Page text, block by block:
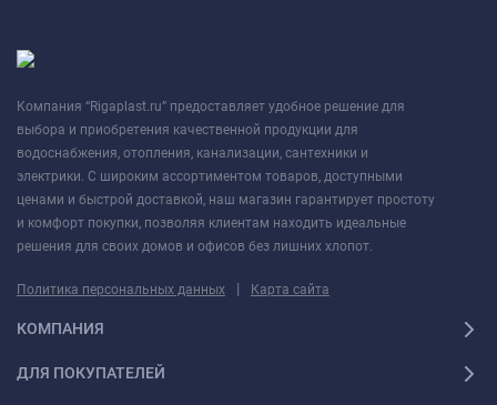
Компания “Rigaplast.ru” предоставляет удобное решение для
выбора и приобретения качественной продукции для
водоснабжения, отопления, канализации, сантехники и
электрики. С широким ассортиментом товаров, доступными
ценами и быстрой доставкой, наш магазин гарантирует простоту
и комфорт покупки, позволяя клиентам находить идеальные
решения для своих домов и офисов без лишних хлопот.
Политика персональных данных | Карта сайта
КОМПАНИЯ
ДЛЯ ПОКУПАТЕЛЕЙ